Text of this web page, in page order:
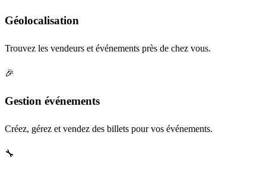
Géolocalisation
Trouvez les vendeurs et événements près de chez vous.
🎉
Gestion événements
Créez, gérez et vendez des billets pour vos événements.
🔧